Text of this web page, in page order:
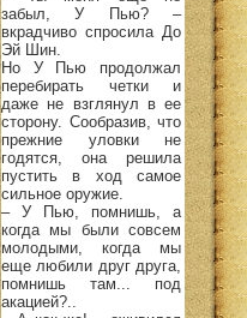
забыл, У Пью? –
вкрадчиво спросила До
Эй Шин.
Но У Пью продолжал
перебирать четки и
даже не взглянул в ее
сторону. Сообразив, что
прежние уловки не
годятся, она решила
пустить в ход самое
сильное оружие.
– У Пью, помнишь, а
когда мы были совсем
молодыми, когда мы
еще любили друг друга,
помнишь там... под
акацией?..